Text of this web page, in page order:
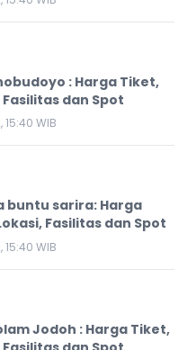
: Harga Tiket,
Fasilitas dan Spot
15:40 WIB
buntu sarira: Harga
Fasilitas dan Spot
15:40 WIB
Jodoh : Harga Tiket,